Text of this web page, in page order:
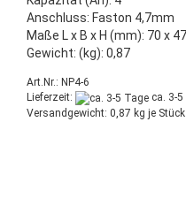
Anschluss: Faston 4,7mm
Maße L x B x H (mm): 70 x
Gewicht: (kg): 0,87
Art.Nr.: NP4-6
Lieferzeit:
ca. 3-
Versandgewicht: 0,87 kg je Stück